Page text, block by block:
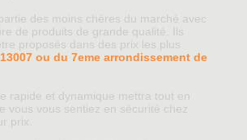
des moins chères du marché avec
de produits de grande qualité. Ils
proposés dans des prix les plus
13007 ou du 7eme arrondissement de
rapide et dynamique mettra tout en
vous vous sentiez en sécurité chez
prix.